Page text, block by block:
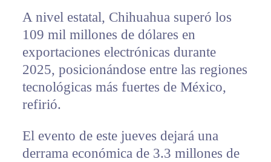
A nivel estatal, Chihuahua superó los
109 mil millones de dólares en
exportaciones electrónicas durante
2025, posicionándose entre las regiones
tecnológicas más fuertes de México,
refirió.
El evento de este jueves dejará una
derrama económica de 3.3 millones de